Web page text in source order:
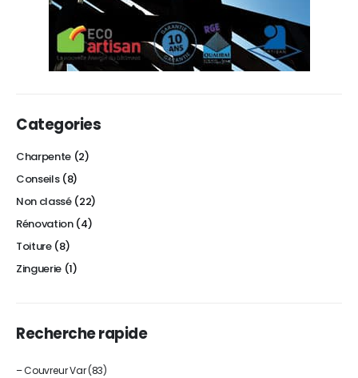
Categories
Charpente (2)
Conseils(8)
Non classé(22)
Rénovation(4)
Toiture(8)
Zinguerie (1)
Recherche rapide
–Couvreur Var (83)